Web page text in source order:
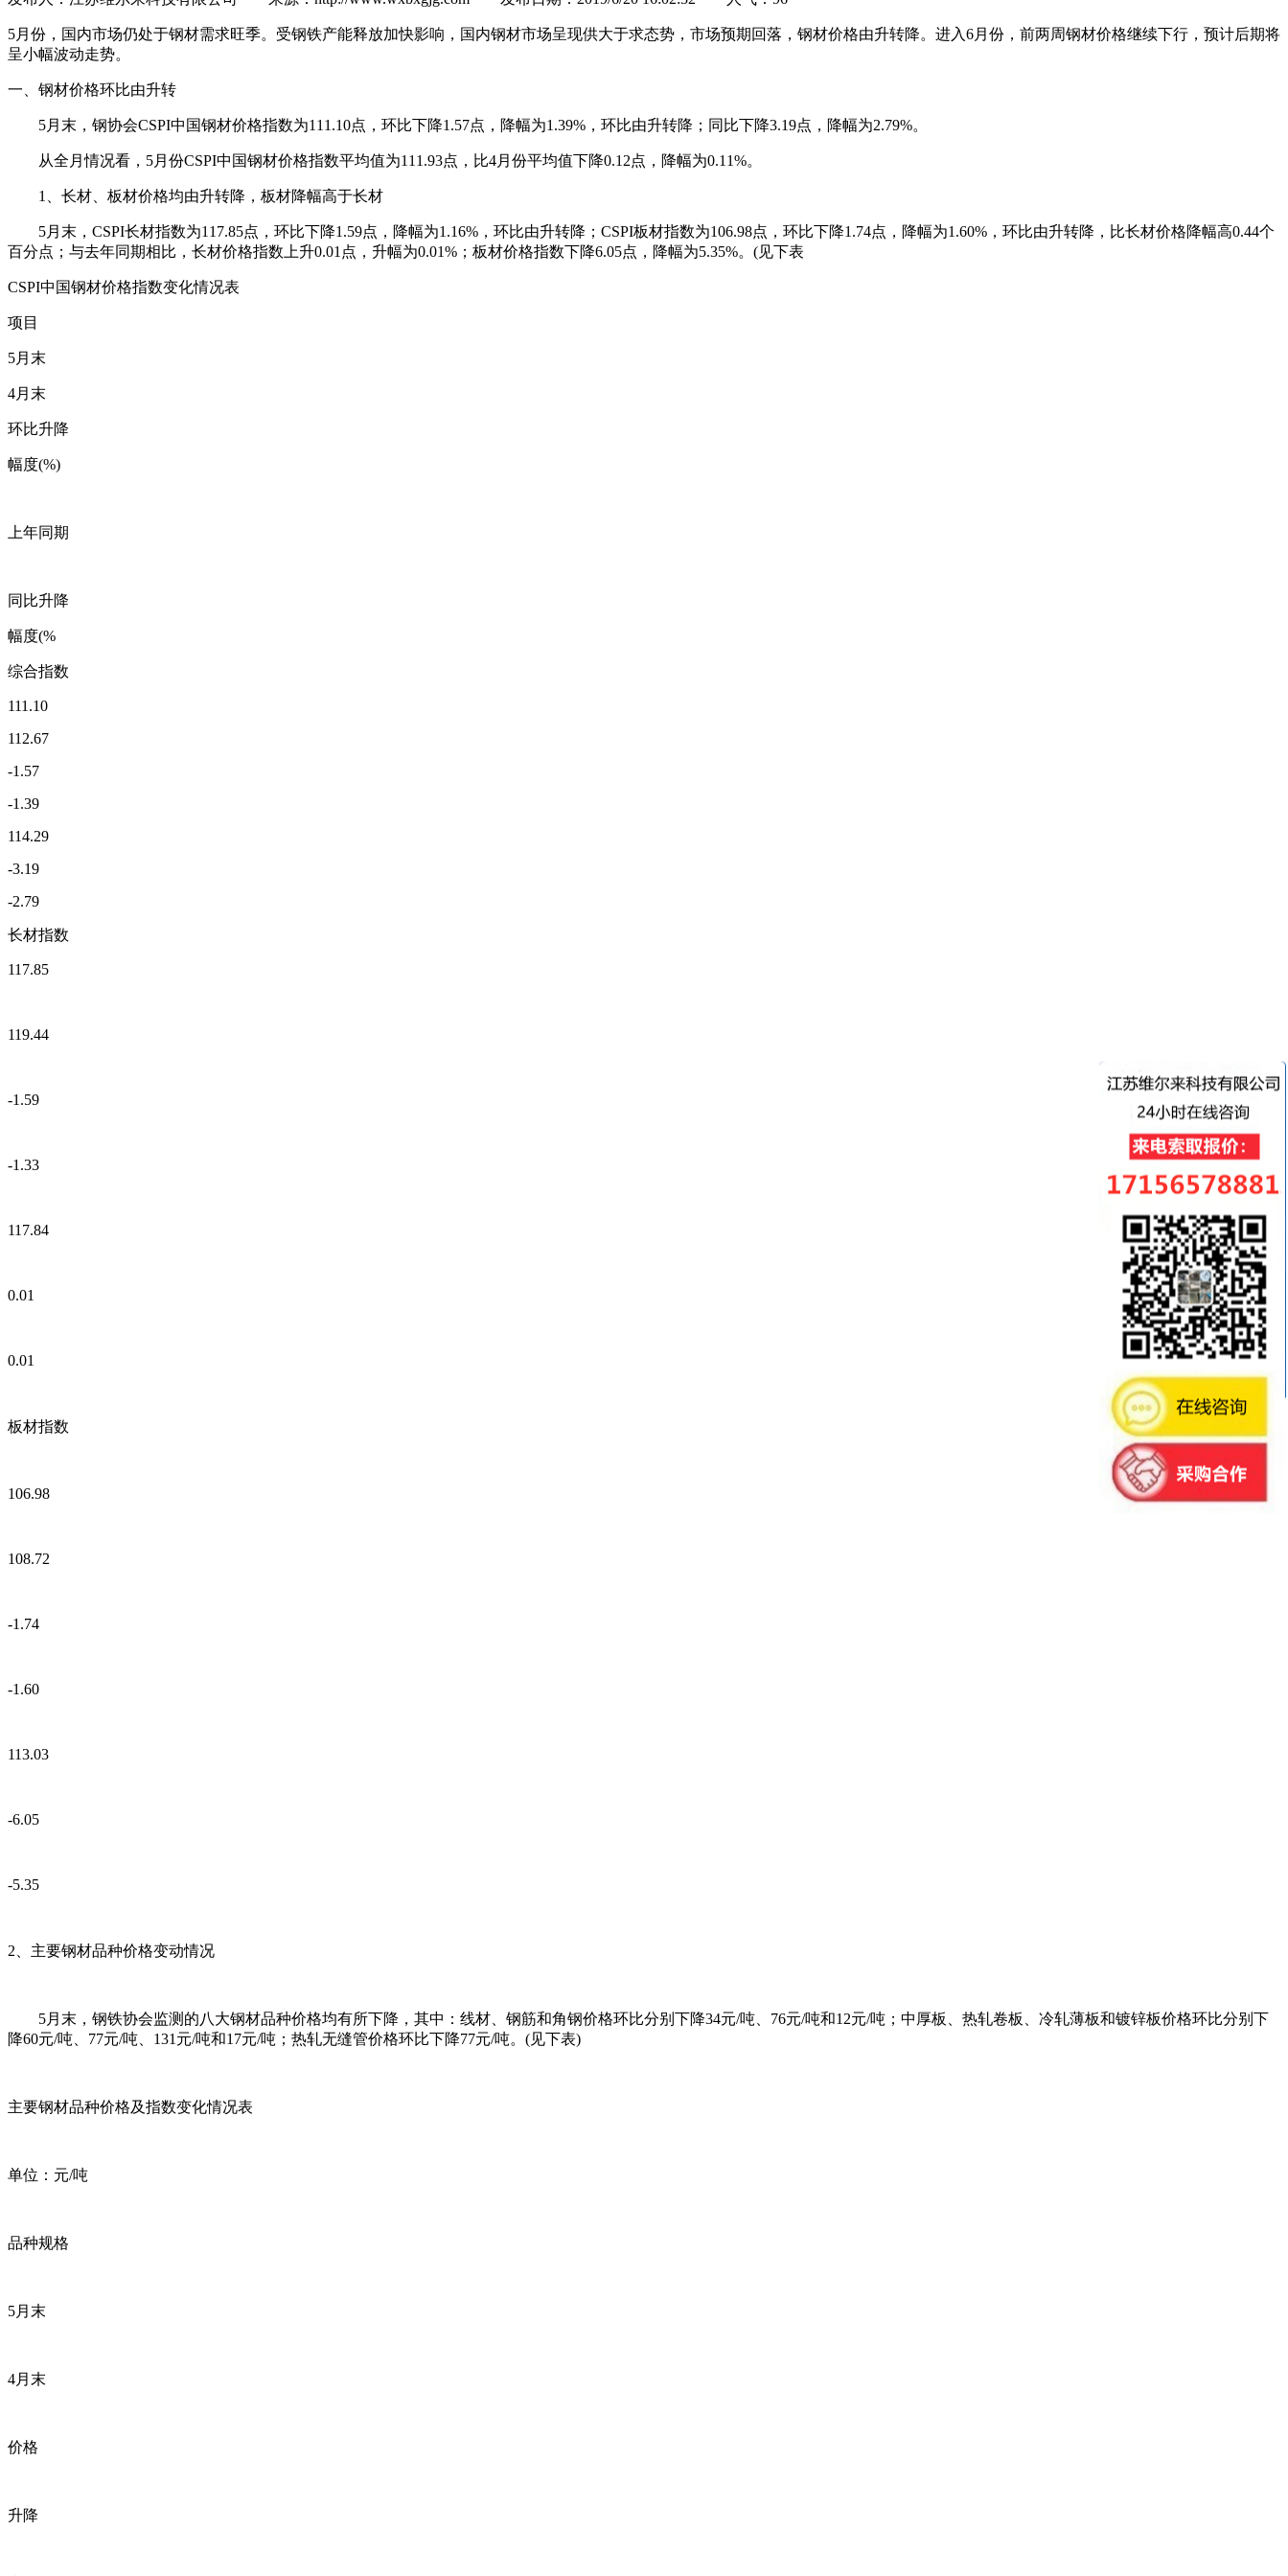
5月份，国内市场仍处于钢材需求旺季。受钢铁产能释放加快影响，国内钢材市场呈现供大于求态势，市场预期回落，钢材价格由升转降。进入6月份，前两周钢材价格继续下行，预计后期将
呈小幅波动走势。
一、钢材价格环比由升转
5月末，钢协会CSPI中国钢材价格指数为111.10点，环比下降1.57点，降幅为1.39%，环比由升转降；同比下降3.19点，降幅为2.79%。
从全月情况看，5月份CSPI中国钢材价格指数平均值为111.93点，比4月份平均值下降0.12点，降幅为0.11%。
1、长材、板材价格均由升转降，板材降幅高于长材
5月末，CSPI长材指数为117.85点，环比下降1.59点，降幅为1.16%，环比由升转降；CSPI板材指数为106.98点，环比下降1.74点，降幅为1.60%，环比由升转降，比长材价格降幅高0.44个
百分点；与去年同期相比，长材价格指数上升0.01点，升幅为0.01%；板材价格指数下降6.05点，降幅为5.35%。(见下表
CSPI中国钢材价格指数变化情况表
项目
5月末
4月末
环比升降
幅度(%)
上年同期
同比升降
幅度(%
综合指数
111.10
112.67
-1.57
-1.39
114.29
-3.19
-2.79
长材指数
117.85
119.44
-1.59
-1.33
117.84
0.01
0.01
板材指数
106.98
108.72
-1.74
-1.60
113.03
-6.05
-5.35
2、主要钢材品种价格变动情况
5月末，钢铁协会监测的八大钢材品种价格均有所下降，其中：线材、钢筋和角钢价格环比分别下降34元/吨、76元/吨和12元/吨；中厚板、热轧卷板、冷轧薄板和镀锌板价格环比分别下
降60元/吨、77元/吨、131元/吨和17元/吨；热轧无缝管价格环比下降77元/吨。(见下表)
主要钢材品种价格及指数变化情况表
单位：元/吨
品种规格
5月末
4月末
价格
升降